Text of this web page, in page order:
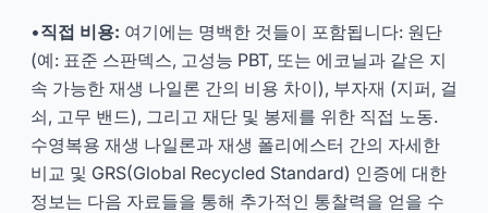
•직접 비용: 여기에는 명백한 것들이 포함됩니다: 원단
(예: 표준 스판덱스, 고성능 PBT, 또는 에코닐과 같은 지
속 가능한 재생 나일론 간의 비용 차이), 부자재 (지퍼, 걸
쇠, 고무 밴드), 그리고 재단 및 봉제를 위한 직접 노동.
수영복용 재생 나일론과 재생 폴리에스터 간의 자세한
비교 및 GRS(Global Recycled Standard) 인증에 대한
정보는 다음 자료들을 통해 추가적인 통찰력을 얻을 수